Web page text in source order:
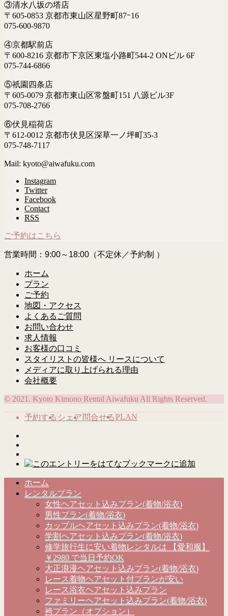
③清水八坂の塔店
〒605-0853 京都市東山区星野町87ｰ16
075-600-9870
④京都駅前店
〒600-8216 京都市下京区東塩小路町544-2 ONビル 6F
075-744-6866
⑤祇園四条店
〒605-0079 京都市東山区常盤町151 八源ビル3F
075-708-2766
⑥伏見稲荷店
〒612-0012 京都市伏見区深草一ノ坪町35-3
075-748-7117
Mail: kyoto@aiwafuku.com
Instagram
Twitter
Facebook
Contact
RSS
ご予約はこちら
営業時間：9:00～18:00（不定休／予約制 ）
ホーム
プラン
ご予約
地図・アクセス
よくあるご質問
お問い合わせ
求人情報
お客様の口コミ
スタイリストの皆様へ リースについて
メディアに取り上げられる理由
会社概要
© 2021. Kyoto Kimono Rental Aiwafuku All Rights Reserved.
予約する シェア 問合せるPLAN
ホーム
レンタルプラン
女性ヘアセット込みプラン(着物/浴衣)
男性プラン(着物/浴衣)
カップルヘアセット込みプラン(着物/浴衣)
学割ヘアセット込みプラン(着物/浴衣)
修学旅行生に安い着物レンタルは 【愛和服】
￥2980 で当日予約OK
大正浪漫ヘアセット込みプラン(着物/浴衣)
レース着物ヘアセット付プランが安い
レース浴衣ヘアセット込みプラン
ファミリーヘアセット込みプラン(着物/浴衣)
袴プラン（オプション）